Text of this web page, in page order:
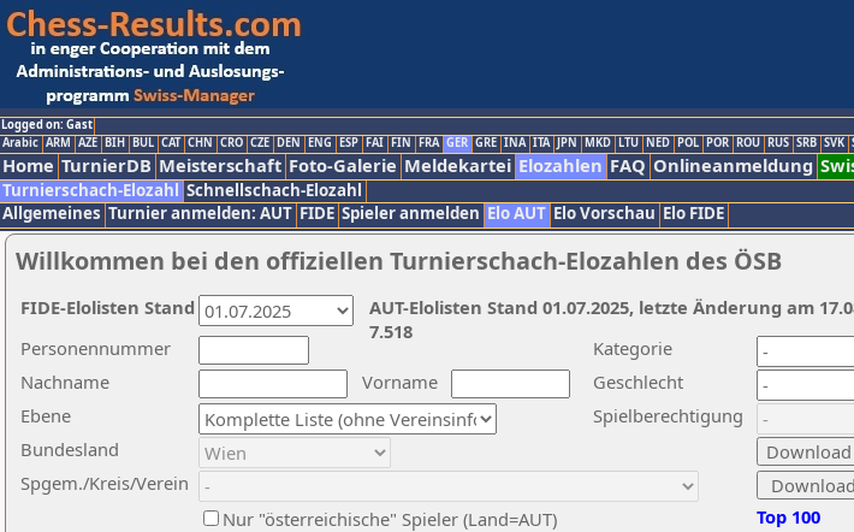
Logged on: Gast
Arabic ARM AZE BIH BUL CAT CHN CRO CZE DEN ENG ESP FAI FIN FRA GER GRE INA ITA JPN MKD LTU NED POL POR ROU RUS SRB SVK
Home TurnierDB Meisterschaft Foto-Galerie Meldekartei Elozahlen FAQ Onlineanmeldung
Turnierschach-Elozahl Schnellschach-Elozahl
Allgemeines Turnier anmelden: AUT FIDE Spieler anmelden Elo AUT Elo Vorschau Elo FIDE
Willkommen bei den offiziellen Turnierschach-Elozahlen des ÖSB
Nachname
Vorname
Ebene
Kategorie
Personennummer
Bundesland
Spgem./Kreis/Verein
Geschlecht
Nur "österreichische" Spieler (Land=AUT)
Spielberechtigung
Top 100
AUT-Elolisten Stand 01.07.2025, letzte Änderung am
7.518
FIDE-Elolisten Stand